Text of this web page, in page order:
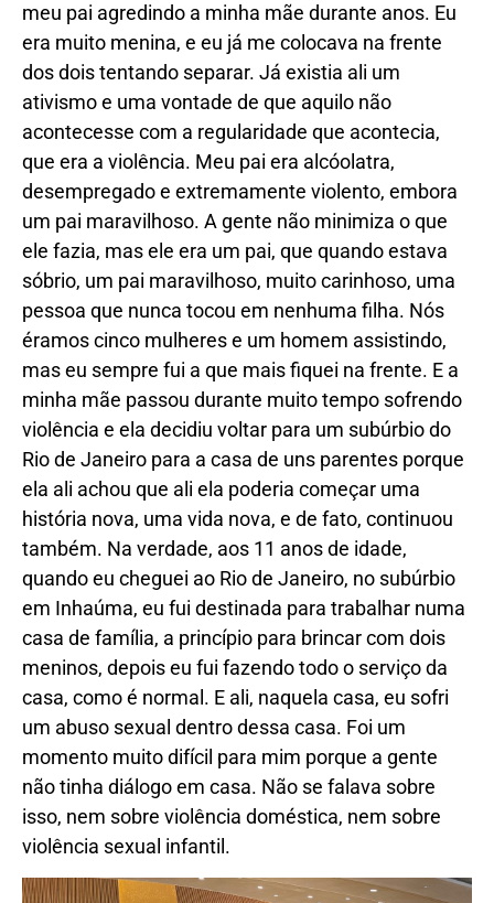
meu pai agredindo a minha mãe durante anos. Eu
era muito menina, e eu já me colocava na frente
dos dois tentando separar. Já existia ali um
ativismo e uma vontade de que aquilo não
acontecesse com a regularidade que acontecia,
que era a violência. Meu pai era alcóolatra,
desempregado e extremamente violento, embora
um pai maravilhoso. A gente não minimiza o que
ele fazia, mas ele era um pai, que quando estava
sóbrio, um pai maravilhoso, muito carinhoso, uma
pessoa que nunca tocou em nenhuma filha. Nós
éramos cinco mulheres e um homem assistindo,
mas eu sempre fui a que mais fiquei na frente. E a
minha mãe passou durante muito tempo sofrendo
violência e ela decidiu voltar para um subúrbio do
Rio de Janeiro para a casa de uns parentes porque
ela ali achou que ali ela poderia começar uma
história nova, uma vida nova, e de fato, continuou
também. Na verdade, aos 11 anos de idade,
quando eu cheguei ao Rio de Janeiro, no subúrbio
em Inhaúma, eu fui destinada para trabalhar numa
casa de família, a princípio para brincar com dois
meninos, depois eu fui fazendo todo o serviço da
casa, como é normal. E ali, naquela casa, eu sofri
um abuso sexual dentro dessa casa. Foi um
momento muito difícil para mim porque a gente
não tinha diálogo em casa. Não se falava sobre
isso, nem sobre violência doméstica, nem sobre
violência sexual infantil.